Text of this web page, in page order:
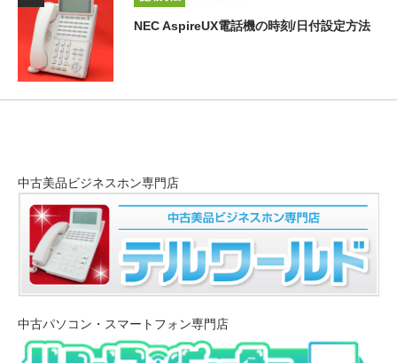
NEC AspireUX電話機の時刻/日付設定方法
中古美品ビジネスホン専門店
中古パソコン・スマートフォン専門店